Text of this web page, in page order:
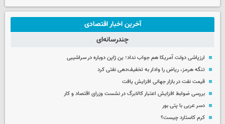
آخرین اخبار اقتصادی
چندرسانه‌ای
ارزپاشی دولت آمریکا هم جواب نداد؛ ین ژاپن دوباره در سراشیبی
تنگه هرمز، ریاض را وادار به تخفیف‌دهی نفتی کرد
قیمت نفت در بازار جهانی افزایش یافت
بررسی ضوابط افزایش اعتبار کالابرگ در نشست وزرای اقتصاد و کار
دسر عربی با پتی بور
کرم کاستارد چیست؟